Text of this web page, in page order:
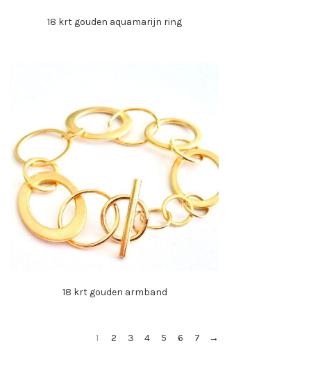
18 krt gouden aquamarijn ring
18 krt gouden armband
1 2 3 4 5 6 7 →